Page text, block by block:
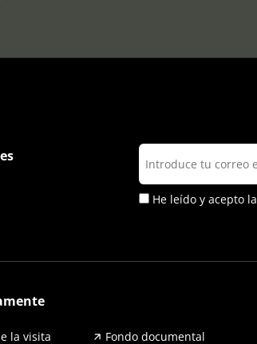
He leído y acepto la
la visita Fondo documental